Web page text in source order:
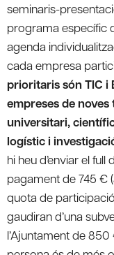
seminaris-
programa específic
agenda
cada empresa
prioritaris són TIC i
empreses de
universitari,
logístic i
hi heu d’enviar el
pagament de 745 €
quota de
gaudiran d’una
l’Ajuntament de